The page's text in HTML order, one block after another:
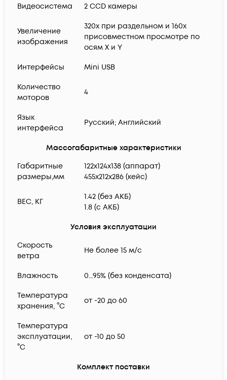
Видеосистема 2 CCD камеры
Увеличение
изображения
320х при раздельном и 160x
присовместном просмотре по
осям X и Y
Интерфейсы Mini USB
Количество
моторов
4
Язык
интерфейса
Русский; Английский
Массогабаритные характеристики
Габаритные
размеры,мм
122х124х138 (аппарат)
455x212x286 (кейс)
ВЕС, КГ
1.42 (без АКБ)
1.8 (с АКБ)
Условия эксплуатации
Скорость
ветра
Не более 15 м/с
Влажность 0...95% (без конденсата)
Температура
хранения, °C
от -20 до 60
Температура
эксплуатации,
°C
от -10 до 50
Комплект поставки